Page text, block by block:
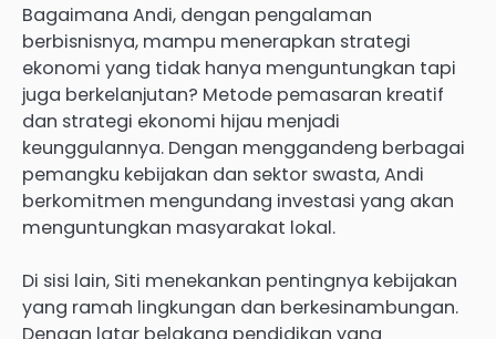
Bagaimana Andi, dengan pengalaman
berbisnisnya, mampu menerapkan strategi
ekonomi yang tidak hanya menguntungkan tapi
juga berkelanjutan? Metode pemasaran kreatif
dan strategi ekonomi hijau menjadi
keunggulannya. Dengan menggandeng berbagai
pemangku kebijakan dan sektor swasta, Andi
berkomitmen mengundang investasi yang akan
menguntungkan masyarakat lokal.
Di sisi lain, Siti menekankan pentingnya kebijakan
yang ramah lingkungan dan berkesinambungan.
Dengan latar belakang pendidikan yang